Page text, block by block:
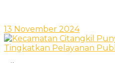
13 November 2024